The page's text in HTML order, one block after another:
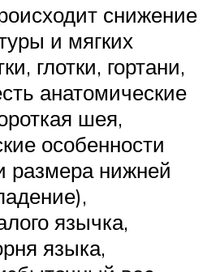
снижение
и мягких
глотки, гортани,
анатомические
шея,
особенности
размера нижней
язычка,
языка,